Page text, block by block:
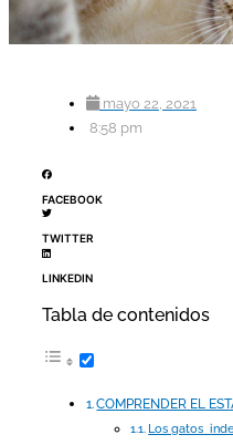
mayo 22, 2021
8:58 pm
FACEBOOK
TWITTER
LINKEDIN
Tabla de contenidos
COMPRENDER EL
Los gatos